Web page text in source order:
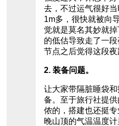
去，不过运气很好
1m多，很快就被向
觉就是莫名其妙就
的低估导致走了一
节点之后觉得这段夜
2. 装备问题。
让大家带隔脏睡袋
备。至于旅行社提
侬的，搭建也还挺
晚山顶的气温温度